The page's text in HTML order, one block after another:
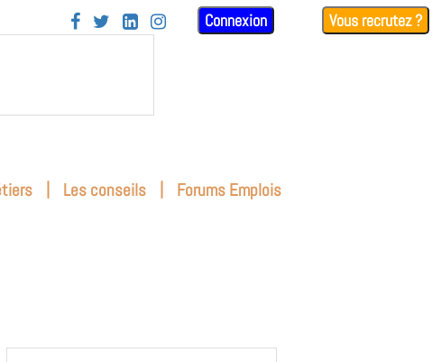
    Connexion Vous recrutez ?
| Les conseils | Forums Emplois